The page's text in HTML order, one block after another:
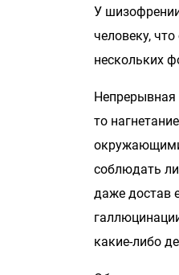
У
человеку,
нескольких
Непрерывная
то
соблюдать
даже достав
какие-либо